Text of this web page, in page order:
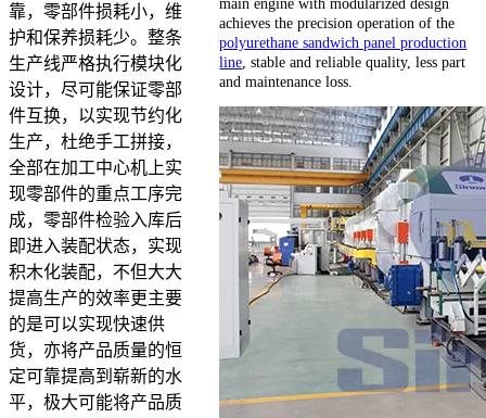
靠，零部件损耗小，维
护和保养损耗少。整条
生产线严格执行模块化
设计，尽可能保证零部
件互换，以实现节约化
生产，杜绝手工拼接，
全部在加工中心机上实
现零部件的重点工序完
成，零部件检验入库后
即进入装配状态，实现
积木化装配，不但大大
提高生产的效率更主要
的是可以实现快速供
货，亦将产品质量的恒
定可靠提高到崭新的水
平，极大可能将产品质
achieves the precision operation of the
polyurethane sandwich panel production
line , stable and reliable quality, less part
and maintenance loss.